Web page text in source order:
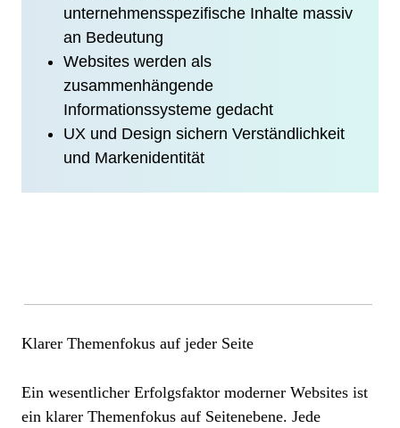
unternehmensspezifische Inhalte massiv
an Bedeutung
Websites werden als
zusammenhängende
Informationssysteme gedacht
UX und Design sichern Verständlichkeit
und Markenidentität
Klarer Themenfokus auf jeder Seite
Ein wesentlicher Erfolgsfaktor moderner Websites ist
ein klarer Themenfokus auf Seitenebene. Jede